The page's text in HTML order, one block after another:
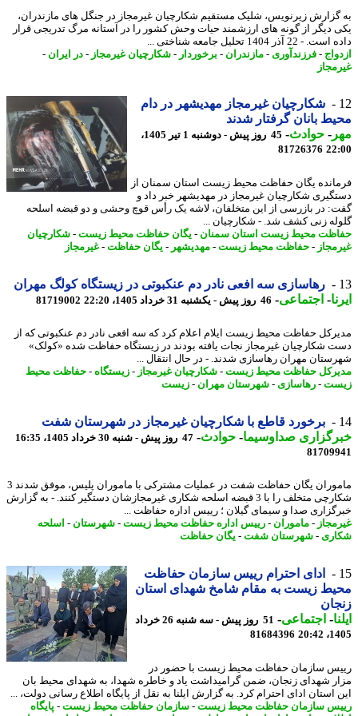
زیرنویس، شلیک مستقیم شکارچیان غیرمجاز در جنگل های مازندران،
دیگر از گونه های ارزشمند حیات وحش کشور را در آستانه مرگ تدریجی قرار
آذر 1404 تحلیل جامعه شناختی ...
-فرزندآوری - مازندران- برخوردار-شکارچیان غیرمجاز-در ایران -
شکارچیان غیرمجاز مهدیشهر در دام
بانان گرفتار شدند
-حوادث -
45 روز پیش - دوشنبه 1 تیر 1405،
81726376
یگان حفاظت محیط زیست استان سمنان از
شکارچیان غیرمجاز در مهدیشهر خبر داد و
در بازرسی از این متخلفان، لاشه یک رأس قوچ وحشی و دو قبضه اسلحه
زنی کشف شد. - شکارچیان ...
محیط زیست استان سمنان-یگان حفاظت محیط زیست-شکارچیان
-حفاظت محیط زیست-مهدیشهر-یگان حفاظت-غیرمجاز
رهاسازی سه افعی نادر دم عنکبوتی در زیستگاه کولگ مهران
-اجتماعی-46 روز پیش - یکشنبه 31 خرداد 1405، 22:20 81719002
حفاظت محیط زیست ایلام اعلام کرد که سه افعی نادر دم عنکبوتی که از
شکارچیان غیرمجاز نجات یافته بودند در زیستگاه حفاظت شده «کولک»
مهران رهاسازی شدند. - در ﺣﺎل اﻧﺘﻘﺎل ...
حفاظت محیط زیست-شکارچیان غیرمجاز-زیستگاه-حفاظت محیط
-رهاسازی- شهرستان مهران- زیست
برخورد قاطع با شکارچیان غیرمجاز در شهرستان شفت
صداوسیما-حوادث -47 روز پیش - شنبه 30 خرداد 1405، 16:35
ماموران یگان حفاظت شفت در عملیات مشترکی با ماموران پلیس، موفق شدند 3
شکارچی متخلف را با 3 قبضه اسلحه شکاری غیرمجازشان دستگیر کنند. - به گزارش
صدا و سیمای گیلان ؛ رییس اداره حفاظت ...
-ماموران- رییس اداره حفاظت محیط زیست-شهرستان-اسلحه
- شهرستان شفت-یگان حفاظت
ادای احترام رییس سازمان حفاظت
زیست به مقام شامخ شهدای استان
-اجتماعی-
51 روز پیش - سه شنبه 26 خرداد
81684396
سازمان حفاظت محیط زیست با حضور در
شهدای زنجان، ضمن گرامیداشت یاد و خاطره شهدا، به شهدای محیط بان
استان ادای احترام کرد. به گزارش ایلنا به نقل از پایگاه اطلاع رسانی دولت، ...
سازمان حفاظت محیط زیست-سازمان حفاظت محیط زیست-پایگاه